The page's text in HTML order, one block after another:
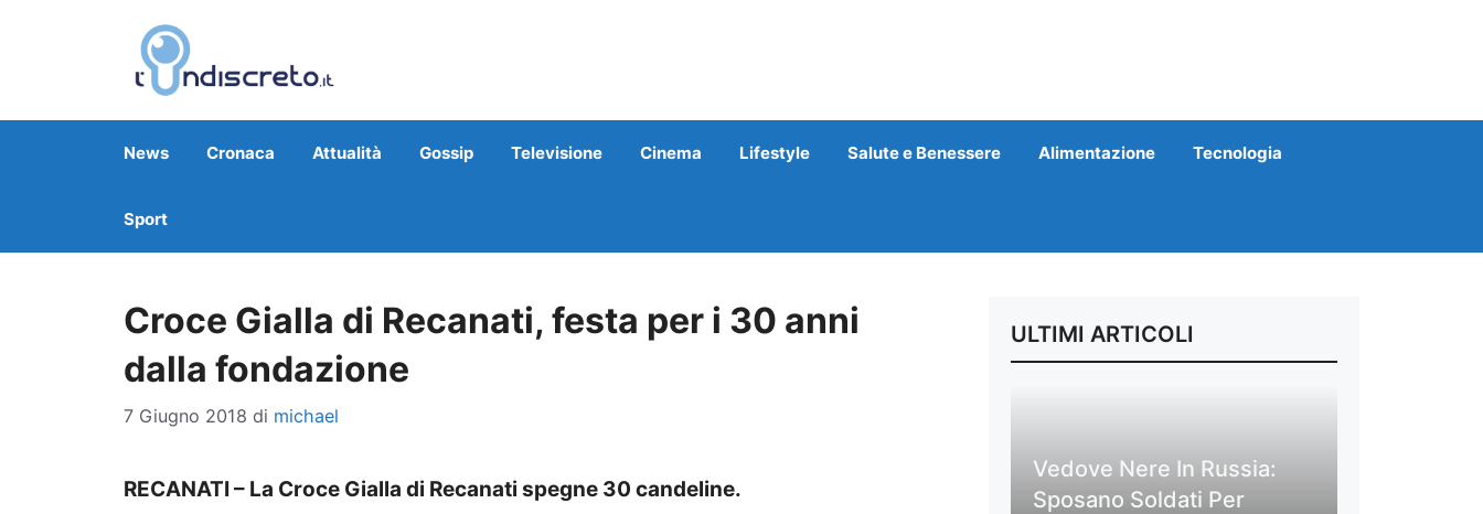
News Cronaca Attualità Gossip Televisione Cinema Lifestyle Salute e Benessere Alimentazione Tecnologia
Sport
Croce Gialla di Recanati, festa per i 30 anni
dalla fondazione
7 Giugno 2018 di michael
RECANATI – La Croce Gialla di Recanati spegne 30 candeline.
ULTIMI ARTICOLI
Vedove Nere In Russia:
Sposano Soldati Per